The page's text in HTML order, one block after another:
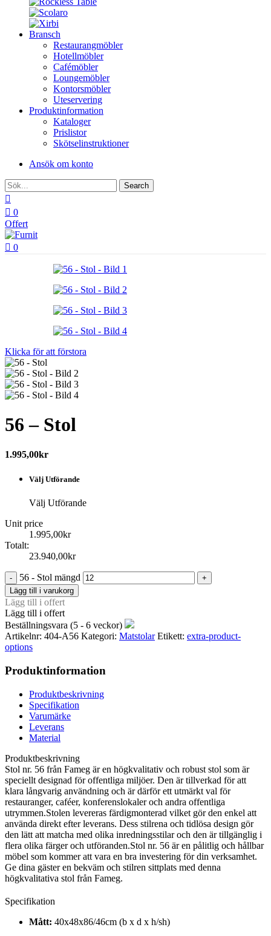
Bransch
Restaurangmöbler
Hotellmöbler
Cafémöbler
Loungemöbler
Kontorsmöbler
Uteservering
Produktinformation
Kataloger
Prislistor
Skötselinstruktioner
Ansök om konto
Search
0
Offert
0
Klicka för att förstora
56 – Stol
1.995,00kr
Välj Utförande
Välj Utförande
Unit price
1.995,00kr
Totalt:
23.940,00kr
56 - Stol mängd
Lägg till i varukorg
Lägg till i offert
Lägg till i offert
Beställningsvara (5 - 6 veckor)
Artikelnr: 404-A56 Kategori: Matstolar Etikett: extra-product-
options
Produktinformation
Produktbeskrivning
Specifikation
Varumärke
Leverans
Material
Produktbeskrivning
Stol nr. 56 från Fameg är en högkvalitativ och robust stol som är
speciellt designad för offentliga miljöer. Den är tillverkad för att
klara långvarig användning och är därför ett utmärkt val för
restauranger, caféer, konferenslokaler och andra offentliga
utrymmen.Stolen levereras färdigmonterad vilket gör den enkel att
använda direkt efter leverans. Dess stilrena och tidlösa design gör
den lätt att matcha med olika inredningsstilar och den är tillgänglig i
flera olika färger och utföranden.Stol nr. 56 är en pålitlig och hållbar
möbel som kommer att vara en bra investering för din verksamhet.
Ge dina gäster en bekväm och stilren sittplats med denna
högkvalitativa stol från Fameg.
Specifikation
Mått: 40x48x86/46cm (b x d x h/sh)